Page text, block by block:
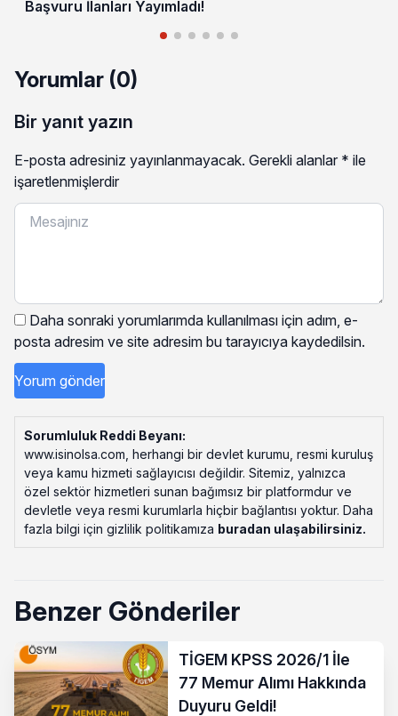
Başvuru İlanları Yayımladı!
Yorumlar (0)
Bir yanıt yazın
E-posta adresiniz yayınlanmayacak. Gerekli alanlar * ile
işaretlenmişlerdir
Daha sonraki yorumlarımda kullanılması için adım, e-
posta adresim ve site adresim bu tarayıcıya kaydedilsin.
Sorumluluk Reddi Beyanı:
www.isinolsa.com, herhangi bir devlet kurumu, resmi kuruluş
veya kamu hizmeti sağlayıcısı değildir. Sitemiz, yalnızca
özel sektör hizmetleri sunan bağımsız bir platformdur ve
devletle veya resmi kurumlarla hiçbir bağlantısı yoktur. Daha
fazla bilgi için gizlilik politikamıza buradan ulaşabilirsiniz.
Benzer Gönderiler
TİGEM KPSS 2026/1 İle
77 Memur Alımı Hakkında
Duyuru Geldi!